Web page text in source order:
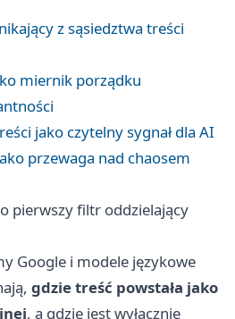
z sąsiedztwa treści
miernik porządku
jako czytelny sygnał dla AI
przewaga nad chaosem
pierwszy filtr oddzielający
Google i modele językowe
gdzie treść powstała jako
, a gdzie jest wyłącznie